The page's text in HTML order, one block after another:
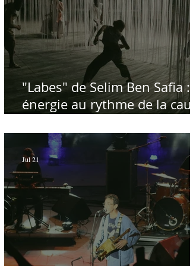
"Labes" de Selim Ben Safia :
énergie au rythme de la
Jul 21